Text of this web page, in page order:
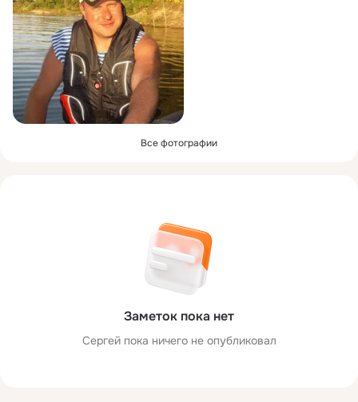
Все фотографии
Заметок пока нет
Сергей пока ничего не опубликовал